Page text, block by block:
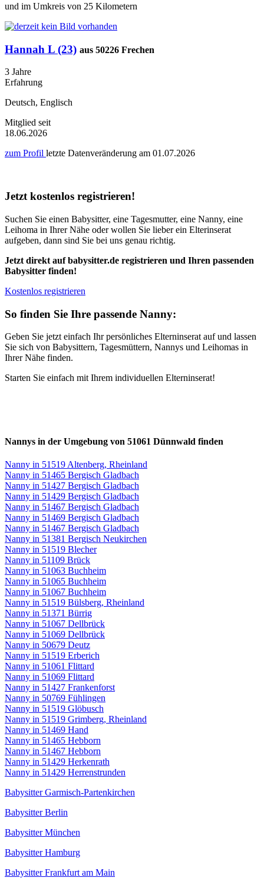
und im Umkreis von 25 Kilometern
Hannah L (23) aus 50226 Frechen
3 Jahre
Erfahrung
Deutsch, Englisch
Mitglied seit
18.06.2026
zum Profil letzte Datenveränderung am 01.07.2026
Jetzt kostenlos registrieren!
Suchen Sie einen Babysitter, eine Tagesmutter, eine Nanny, eine
Leihoma in Ihrer Nähe oder wollen Sie lieber ein Elterinserat
aufgeben, dann sind Sie bei uns genau richtig.
Jetzt direkt auf babysitter.de registrieren und Ihren passenden
Babysitter finden!
Kostenlos registrieren
So finden Sie Ihre passende Nanny:
Geben Sie jetzt einfach Ihr persönliches Elterninserat auf und lassen
Sie sich von Babysittern, Tagesmüttern, Nannys und Leihomas in
Ihrer Nähe finden.
Starten Sie einfach mit Ihrem individuellen Elterninserat!
Nannys in der Umgebung von 51061 Dünnwald finden
Nanny in 51519 Altenberg, Rheinland
Nanny in 51465 Bergisch Gladbach
Nanny in 51427 Bergisch Gladbach
Nanny in 51429 Bergisch Gladbach
Nanny in 51467 Bergisch Gladbach
Nanny in 51469 Bergisch Gladbach
Nanny in 51467 Bergisch Gladbach
Nanny in 51381 Bergisch Neukirchen
Nanny in 51519 Blecher
Nanny in 51109 Brück
Nanny in 51063 Buchheim
Nanny in 51065 Buchheim
Nanny in 51067 Buchheim
Nanny in 51519 Bülsberg, Rheinland
Nanny in 51371 Bürrig
Nanny in 51067 Dellbrück
Nanny in 51069 Dellbrück
Nanny in 50679 Deutz
Nanny in 51519 Erberich
Nanny in 51061 Flittard
Nanny in 51069 Flittard
Nanny in 51427 Frankenforst
Nanny in 50769 Fühlingen
Nanny in 51519 Glöbusch
Nanny in 51519 Grimberg, Rheinland
Nanny in 51469 Hand
Nanny in 51465 Hebborn
Nanny in 51467 Hebborn
Nanny in 51429 Herkenrath
Nanny in 51429 Herrenstrunden
Babysitter Garmisch-Partenkirchen
Babysitter Berlin
Babysitter München
Babysitter Hamburg
Babysitter Frankfurt am Main